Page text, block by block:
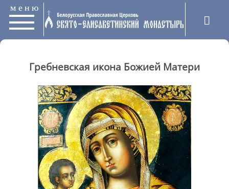
меню
Гребневская икона Божией Матери